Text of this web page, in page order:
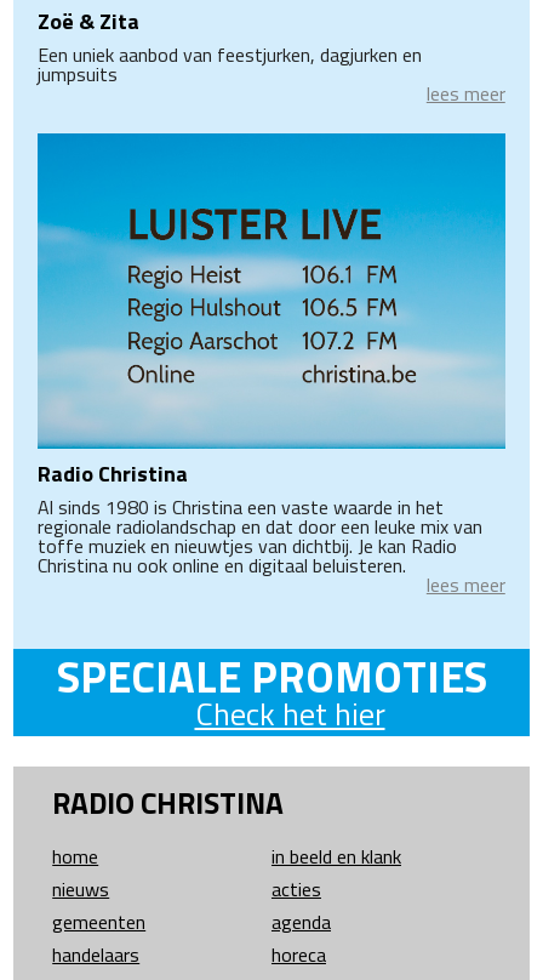
Zoë & Zita
Een uniek aanbod van feestjurken, dagjurken en
jumpsuits
lees meer
Radio Christina
Al sinds 1980 is Christina een vaste waarde in het
regionale radiolandschap en dat door een leuke mix van
toffe muziek en nieuwtjes van dichtbij. Je kan Radio
Christina nu ook online en digitaal beluisteren.
lees meer
SPECIALE PROMOTIES
Check het hier
RADIO CHRISTINA
home
in beeld en klank
nieuws
acties
gemeenten
agenda
handelaars
horeca